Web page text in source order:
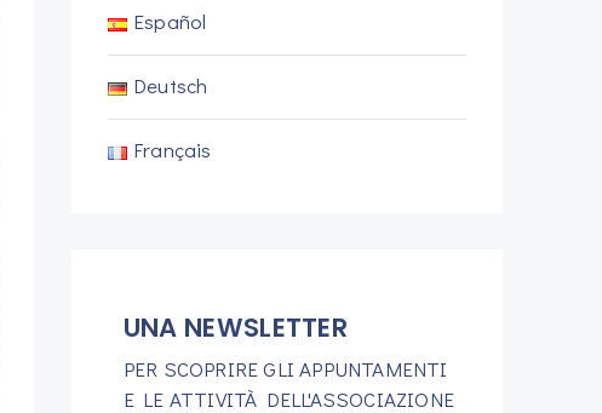
Español
Deutsch
Français
UNA NEWSLETTER
PER SCOPRIRE GLI APPUNTAMENTI
E LE ATTIVITÀ DELL'ASSOCIAZIONE